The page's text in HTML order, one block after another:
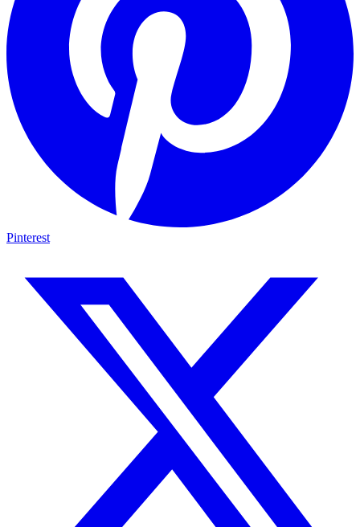
Pinterest